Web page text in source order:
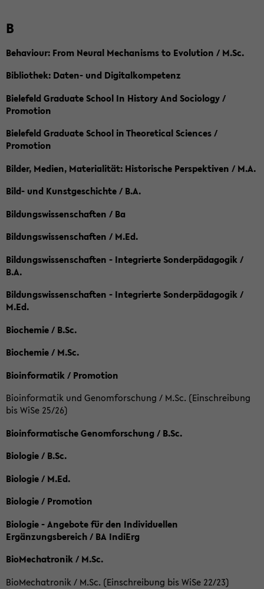
B
Behaviour: From Neural Mechanisms to Evolution / M.Sc.
Bibliothek: Daten- und Digitalkompetenz
Bielefeld Graduate School In History And Sociology /
Promotion
Bielefeld Graduate School in Theoretical Sciences /
Promotion
Bilder, Medien, Materialität: Historische Perspektiven / M.A.
Bild- und Kunstgeschichte / B.A.
Bildungswissenschaften / Ba
Bildungswissenschaften / M.Ed.
Bildungswissenschaften - Integrierte Sonderpädagogik /
B.A.
Bildungswissenschaften - Integrierte Sonderpädagogik /
M.Ed.
Biochemie / B.Sc.
Biochemie / M.Sc.
Bioinformatik / Promotion
Bioinformatik und Genomforschung / M.Sc. (Einschreibung
bis WiSe 25/26)
Bioinformatische Genomforschung / B.Sc.
Biologie / B.Sc.
Biologie / M.Ed.
Biologie / Promotion
Biologie - Angebote für den Individuellen
Ergänzungsbereich / BA IndiErg
BioMechatronik / M.Sc.
BioMechatronik / M.Sc. (Einschreibung bis WiSe 22/23)